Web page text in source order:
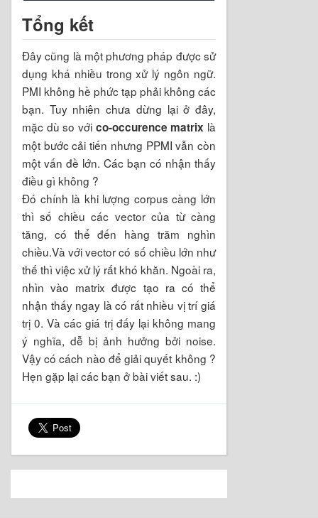
Tổng kết
Đây cũng là một phương pháp được sử
dụng khá nhiều trong xử lý ngôn ngữ.
PMI không hề phức tạp phải không các
bạn. Tuy nhiên chưa dừng lại ở đây,
mặc dù so với co-occurence matrix là
một bước cải tiến nhưng PPMI vẫn còn
một vấn đề lớn. Các bạn có nhận thấy
điều gì không ?
Đó chính là khi lượng corpus càng lớn
thì số chiều các vector của từ càng
tăng, có thể đến hàng trăm nghìn
chiều.Và với vector có số chiều lớn như
thế thì việc xử lý rất khó khăn. Ngoài ra,
nhìn vào matrix được tạo ra có thể
nhận thấy ngay là có rất nhiều vị trí giá
trị 0. Và các giá trị đấy lại không mang
ý nghĩa, dễ bị ảnh hưởng bởi noise.
Vậy có cách nào để giải quyết không ?
Hẹn gặp lại các bạn ở bài viết sau. :)